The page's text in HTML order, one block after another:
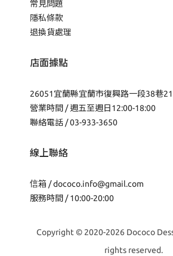
常見問題
隱私條款
退換貨處理
店面據點
26051宜蘭縣宜蘭市復興路一段38巷
營業時間 / 週五至週日12:00-18:00
聯絡電話 / 03-933-3650
線上聯絡
信箱 /dococo.info@gmail.com
服務時間 / 10:00-20:00
Copyright © 2020-2026 Dococo
rights reserved.